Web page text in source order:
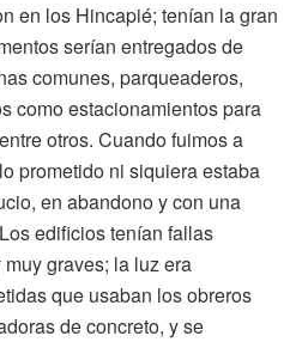
en los Hincapié; tenían la gran
serían entregados de
comunes, parqueaderos,
como estacionamientos para
otros. Cuando fuimos a
prometido ni siquiera estaba
en abandono y con una
edificios tenían fallas
graves; la luz era
que usaban los obreros
de concreto, y se